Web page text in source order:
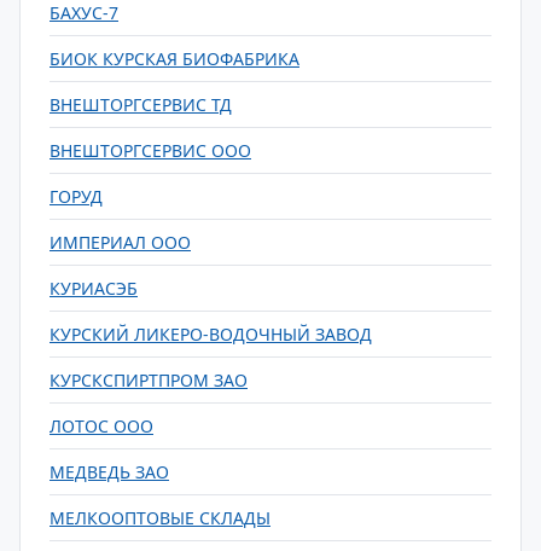
БАХУС-7
БИОК КУРСКАЯ БИОФАБРИКА
ВНЕШТОРГСЕРВИС ТД
ВНЕШТОРГСЕРВИС ООО
ГОРУД
ИМПЕРИАЛ ООО
КУРИАСЭБ
КУРСКИЙ ЛИКЕРО-ВОДОЧНЫЙ ЗАВОД
КУРСКСПИРТПРОМ ЗАО
ЛОТОС ООО
МЕДВЕДЬ ЗАО
МЕЛКООПТОВЫЕ СКЛАДЫ